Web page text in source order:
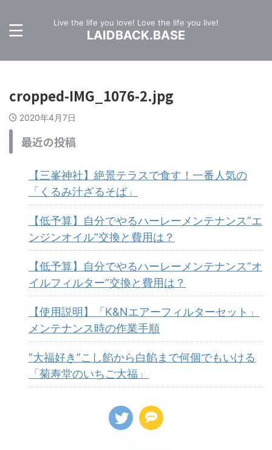
Live the life you love! Love the life you live!
LAIDBACK.BASE
cropped-IMG_1076-2.jpg
2020年4月7日
最近の投稿
【三峯神社】絶景テラスで食す！一番人気の
「くるみ汁ざるそば」
【低予算】自分でやるハーレーメンテナンス”エ
ンジンオイル”交換と費用は？
【低予算】自分でやるハーレーメンテナンス”オ
イルフィルター”交換と費用は？
【使用説明】「K&Nエアーフィルターセット」
メンテナンス時の作業手順
”大福好き”こし餡から白餡まで何個でもいける
「菊寿堂のいちご大福」